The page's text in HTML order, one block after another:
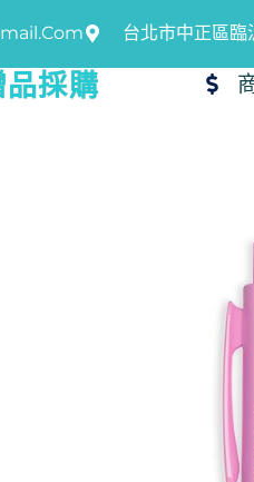
台北市中正區臨
採購